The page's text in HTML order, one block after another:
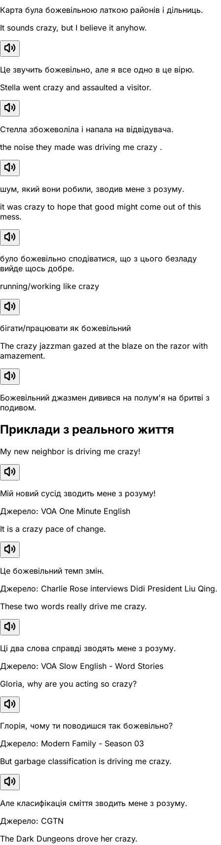
Карта була божевільною латкою районів і дільниць.
It sounds crazy, but I believe it anyhow.
Це звучить божевільно, але я все одно в це вірю.
Stella went crazy and assaulted a visitor.
Стелла збожеволіла і напала на відвідувача.
the noise they made was driving me crazy .
шум, який вони робили, зводив мене з розуму.
it was crazy to hope that good might come out of this
mess.
було божевільно сподіватися, що з цього безладу
вийде щось добре.
running/working like crazy
бігати/працювати як божевільний
The crazy jazzman gazed at the blaze on the razor with
amazement.
Божевільний джазмен дивився на полум'я на бритві з
подивом.
Приклади з реального життя
My new neighbor is driving me crazy!
Мій новий сусід зводить мене з розуму!
Джерело: VOA One Minute English
It is a crazy pace of change.
Це божевільний темп змін.
Джерело: Charlie Rose interviews Didi President Liu Qing.
These two words really drive me crazy.
Ці два слова справді зводять мене з розуму.
Джерело: VOA Slow English - Word Stories
Gloria, why are you acting so crazy?
Глорія, чому ти поводишся так божевільно?
Джерело: Modern Family - Season 03
But garbage classification is driving me crazy.
Але класифікація сміття зводить мене з розуму.
Джерело: CGTN
The Dark Dungeons drove her crazy.